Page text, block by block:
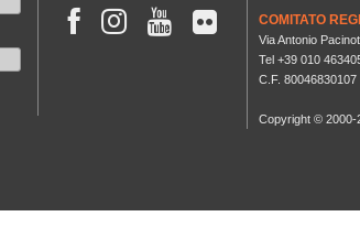
   COMITATO
Via Antonio
Tel +39 010
C.F. 80046830107
Copyright © 2000-